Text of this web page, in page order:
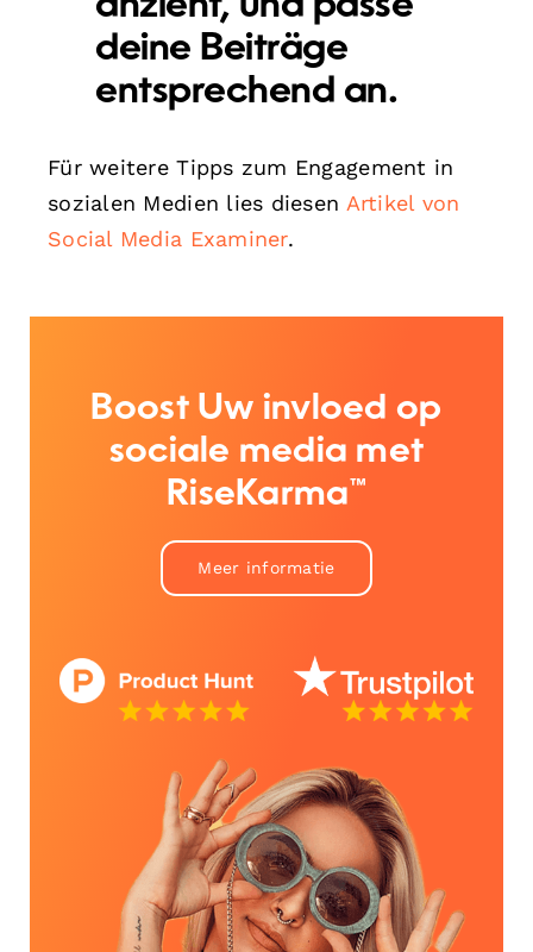
deine Beiträge
entsprechend an.
Für weitere Tipps zum Engagement in
sozialen Medien lies diesen Artikel von
Social Media Examiner.
Boost Uw invloed op
sociale media met
RiseKarma™
Meer informatie